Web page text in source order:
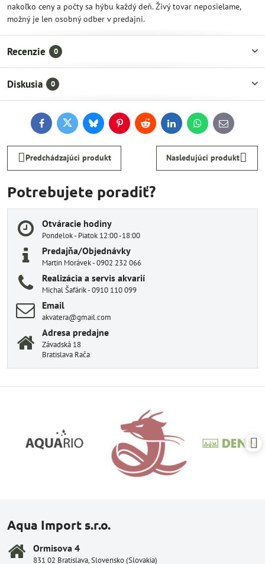
nakoľko ceny a počty sa hýbu každý deň. Živý tovar neposielame,
možný je len osobný odber v predajni.
Recenzie 0
Diskusia 0
FacebookTwitterBlueskyPinterestReddit LinkedInWhatsApp
E-
mail
Predchádzajúci produkt Nasledujúci produkt
Potrebujete poradiť?
Otváracie hodiny
Pondelok - Piatok 12:00 -18:00
Predajňa/Objednávky
Martin Morávek - 0902 232 066
Realizácia a servis akvarií
Michal Šafárik - 0910 110 099
Email
akvatera@gmail.com
Adresa predajne
Závadská 18
Bratislava Rača
Aqua Import s.r.o.
Ormisova 4
831 02 Bratislava, Slovensko (Slovakia)